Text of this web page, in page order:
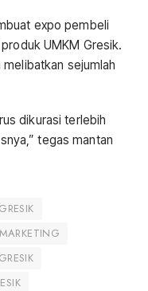
expo pembeli
UMKM Gresik.
melibatkan sejumlah
dikurasi terlebih
tegas mantan